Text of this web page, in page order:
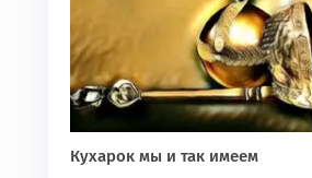
Кухарок мы и так имеем